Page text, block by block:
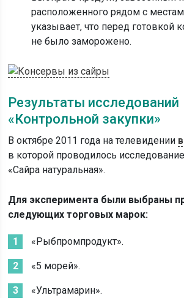
расположенного рядом с
указывает, что перед готовкой
не было заморожено.
Результаты исследований
«Контрольной закупки»
В октябре 2011 года на телевидении
в которой проводилось
«Сайра натуральная».
Для эксперимента были выбраны
следующих торговых марок:
«Рыбпромпродукт».
«5 морей».
«Ультрамарин».